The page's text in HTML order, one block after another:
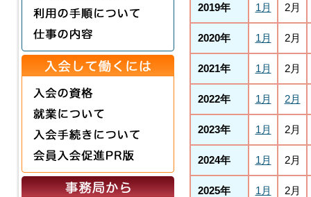
2019年 1月 2月
2020年 1月 2月
2021年 1月 2月
2022年 1月 2月
2023年 1月 2月
2024年 1月 2月
2025年 1月 2月